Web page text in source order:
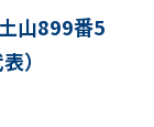
山899番5
）